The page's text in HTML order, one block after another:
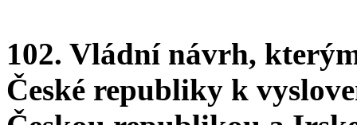
102. Vládní návrh,
České republiky k